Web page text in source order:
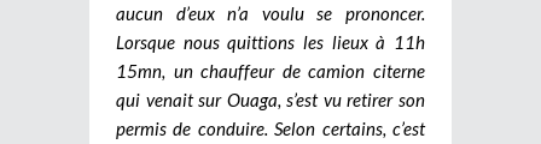
aucun d’eux n’a voulu se prononcer.
Lorsque nous quittions les lieux à 11h
15mn, un chauffeur de camion citerne
qui venait sur Ouaga, s’est vu retirer son
permis de conduire. Selon certains, c’est